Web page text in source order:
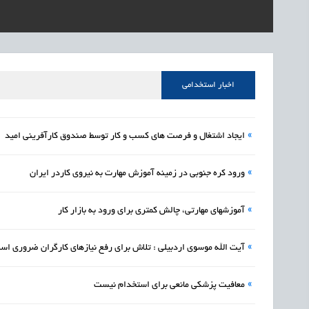
رئیس مرکز منابع
1405/05/18 اشتغال و کارآفرینی راه‌اندازی «کارخانه
اخبار استخدامی
» ایجاد اشتغال و فرصت های کسب و کار توسط صندوق کارآفرینی امید
» ورود کره جنوبی در زمینه آموزش مهارت به نیروی کاردر ایران
» آموزشهای مهارتی، چالش کمتری برای ورود به بازار کار
» آیت الله موسوی اردبیلی : تلاش برای رفع نیازهای کارگران ضروری
» معافیت پزشکی مانعی برای استخدام نیست